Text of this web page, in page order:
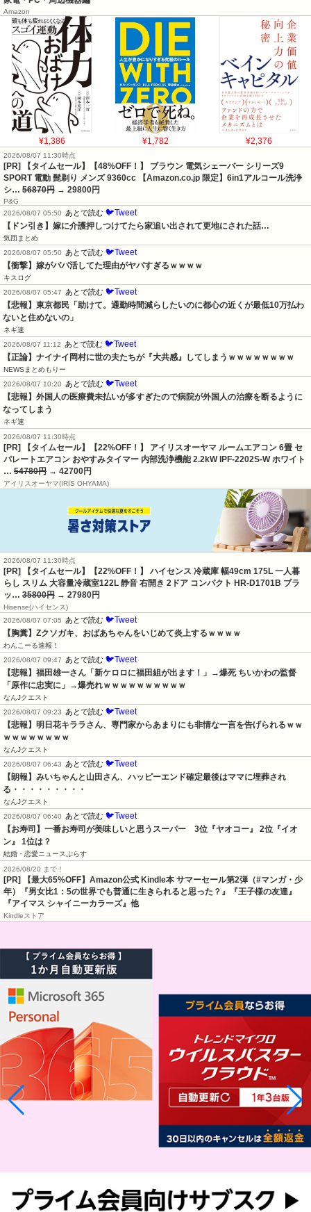
Amazon
¥1,386 ¥1,782 ¥2,376
2026/08/07 11:30時点
[PR] 【タイムセール】【48%OFF！】 ブラウン 電気シェーバー シリーズ9
SPORT 電動 髭剃り メンズ 9360cc 【Amazon.co.jp 限定】6in1アルコール洗浄
シ… 56870円 → 29800円
P&G
2026/08/07 05:50 あとで読む 🐦Tweet
【ドン引き】嫁に介護押しつけてたら家追い出されて更地にされた話…
気団まとめ
2026/08/07 05:50 あとで読む 🐦Tweet
【衝撃】嫁がパパ活してた理由がヤバすぎるｗｗｗｗ
キスログ
2026/08/07 05:47 あとで読む 🐦Tweet
【悲報】東京都民「助けて。通勤時間減らしたいのに都心の近くが最低10万払わ
ないと住めないの」
ネギ速
2026/08/07 11:12 あとで読む 🐦Tweet
【正論】ナイナイ岡村に世の夫たちが『大共感』してしまうｗｗｗｗｗｗｗｗ
NEWSまとめもりー
2026/08/07 10:20 あとで読む 🐦Tweet
【悲報】外国人の医療費未払いが多すぎたので病院が外国人の治療を断るように
なってしまう
ネギ速
2026/08/07 11:30時点
[PR] 【タイムセール】【22%OFF！】 アイリスオーヤマ ルームエアコン 6畳 セ
パレートエアコン おやすみタイマー 内部洗浄機能 2.2kW IPF-2202S-W ホワイト
… 54780円 → 42700円
アイリスオーヤマ(IRIS OHYAMA)
2026/08/07 11:30時点
[PR] 【タイムセール】【22%OFF！】 ハイセンス 冷蔵庫 幅49cm 175L 一人暮
らし スリム 大容量冷蔵室122L 静音 右開き 2ドア コンパクト HR-D1701B ブラ
ッ… 35800円 → 27980円
Hisense(ハイセンス)
2026/08/07 07:05
あとで読む 🐦Tweet
【胸糞】Zクソガキ、おばあちゃんをいじめて炎上するｗｗｗｗ
わんこーる速報！
2026/08/07 09:47
あとで読む 🐦Tweet
【悲報】福田雄一さん「新ケロロに福田組が出ます！」→爆死 ちいかわの監督
「原作に忠実に」→爆売れｗｗｗｗｗｗｗｗｗｗ
なんJクエスト
2026/08/07 09:23
あとで読む 🐦Tweet
【悲報】明日花キララさん、専門家からあまりにも非情な一言を告げられるｗｗ
ｗｗｗｗｗｗｗｗ
なんJクエスト
2026/08/07 06:43
あとで読む 🐦Tweet
【朗報】みいちゃんと山田さん、ハッピーエンド確定最後はママに埋葬され
る・・・・・・・・・
なんJクエスト
2026/08/07 06:40
あとで読む 🐦Tweet
【お寿司】一番お寿司が美味しいと思うスーパー　3位『ヤオコー』 2位『イオ
ン』 1位は？
結婚・恋愛ニュースぷらす
2026/08/20 まで！
[PR]
【最大65%OFF】Amazon公式 Kindle本 サマーセール第2弾（#マンガ・少
年）『男女比1：5の世界でも普通に生きられると思った？』『王子様の友達』
『アイマス シャイニーカラーズ』他
Kindleストア